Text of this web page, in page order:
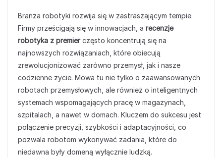
Branża robotyki rozwija się w zastraszającym tempie.
Firmy prześcigają się w innowacjach, a recenzje
robotyka z premierczęsto koncentrują się na
najnowszych rozwiązaniach, które obiecują
zrewolucjonizować zarówno przemysł, jak i nasze
codzienne życie. Mowa tu nie tylko o zaawansowanych
robotach przemysłowych, ale również o inteligentnych
systemach wspomagających pracę w magazynach,
szpitalach, a nawet w domach. Kluczem do sukcesu jest
połączenie precyzji, szybkości i adaptacyjności, co
pozwala robotom wykonywać zadania, które do
niedawna były domeną wyłącznie ludzką.